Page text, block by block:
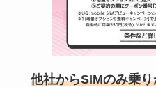
他社からSIMのみ乗